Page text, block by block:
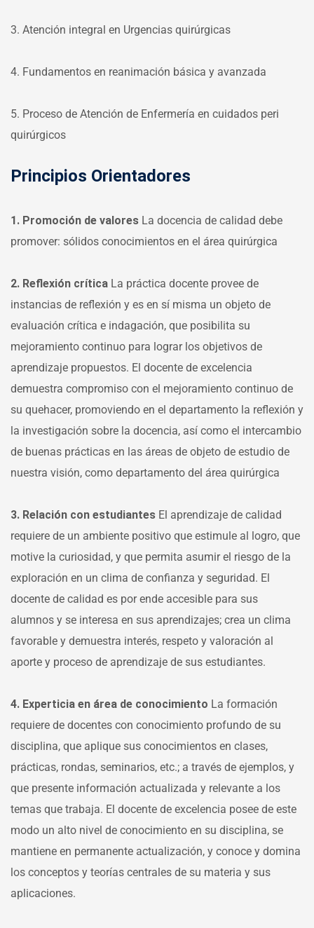
3. Atención integral en Urgencias quirúrgicas
4. Fundamentos en reanimación básica y avanzada
5. Proceso de Atención de Enfermería en cuidados peri
quirúrgicos
Principios Orientadores
1. Promoción de valores La docencia de calidad debe
promover: sólidos conocimientos en el área quirúrgica
2. Reflexión crítica La práctica docente provee de
instancias de reflexión y es en sí misma un objeto de
evaluación crítica e indagación, que posibilita su
mejoramiento continuo para lograr los objetivos de
aprendizaje propuestos. El docente de excelencia
demuestra compromiso con el mejoramiento continuo de
su quehacer, promoviendo en el departamento la reflexión y
la investigación sobre la docencia, así como el intercambio
de buenas prácticas en las áreas de objeto de estudio de
nuestra visión, como departamento del área quirúrgica
3. Relación con estudiantes El aprendizaje de calidad
requiere de un ambiente positivo que estimule al logro, que
motive la curiosidad, y que permita asumir el riesgo de la
exploración en un clima de confianza y seguridad. El
docente de calidad es por ende accesible para sus
alumnos y se interesa en sus aprendizajes; crea un clima
favorable y demuestra interés, respeto y valoración al
aporte y proceso de aprendizaje de sus estudiantes.
4. Experticia en área de conocimiento La formación
requiere de docentes con conocimiento profundo de su
disciplina, que aplique sus conocimientos en clases,
prácticas, rondas, seminarios, etc.; a través de ejemplos, y
que presente información actualizada y relevante a los
temas que trabaja. El docente de excelencia posee de este
modo un alto nivel de conocimiento en su disciplina, se
mantiene en permanente actualización, y conoce y domina
los conceptos y teorías centrales de su materia y sus
aplicaciones.